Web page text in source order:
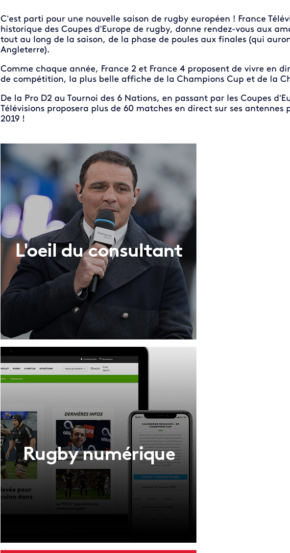
C’est parti pour une nouvelle saison de rugby européen ! France
historique des Coupes d’Europe de rugby, donne rendez-vous aux
tout au long de la saison, de la phase de poules aux finales (qui
Angleterre).
Comme chaque année, France 2 et France 4 proposent de vivre en
de compétition, la plus belle affiche de la Champions Cup et de la
De la Pro D2 au Tournoi des 6 Nations, en passant par les Coupes
Télévisionsproposera plus de 60 matches en direct sur ses antennes
2019 !